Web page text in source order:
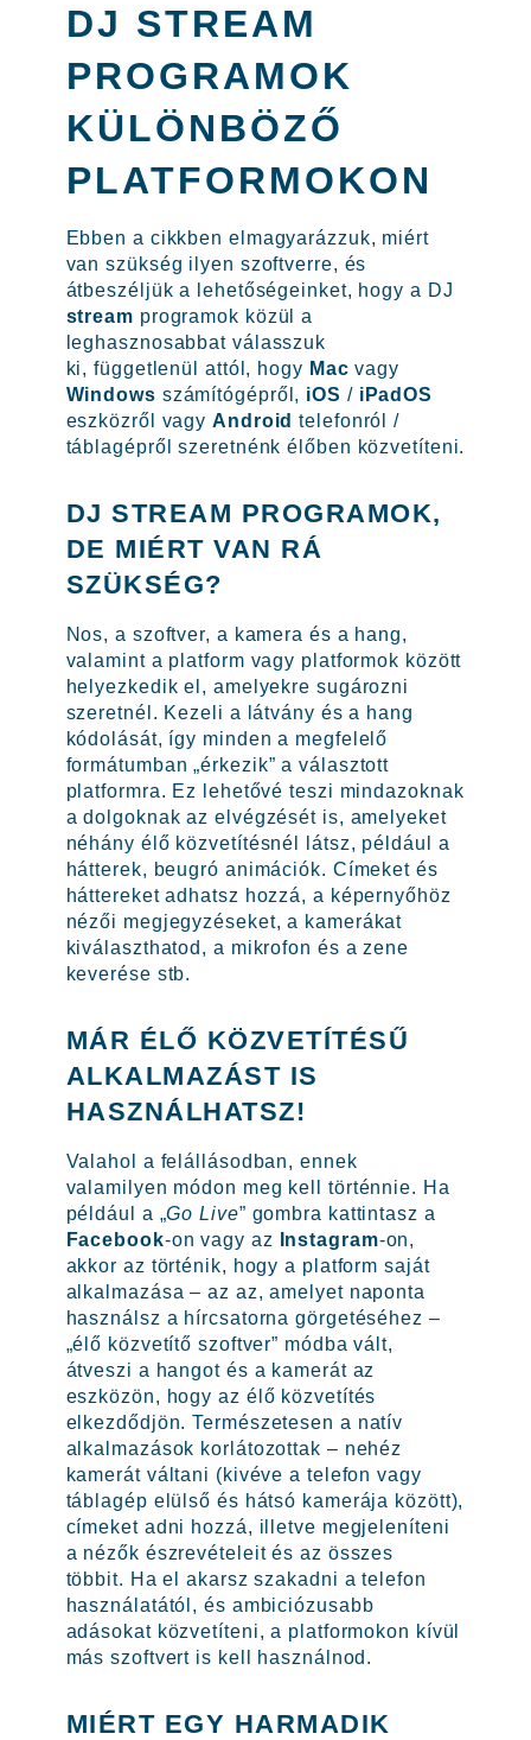
DJ STREAM
PROGRAMOK
KÜLÖNBÖZŐ
PLATFORMOKON
Ebben a cikkben elmagyarázzuk, miért
van szükség ilyen szoftverre, és
átbeszéljük a lehetőségeinket, hogy a DJ
stream programok közül a
leghasznosabbat válasszuk
ki, függetlenül attól, hogy Mac vagy
Windows számítógépről, iOS / iPadOS
eszközről vagyAndroid telefonról /
táblagépről szeretnénk élőben közvetíteni.
DJ STREAM PROGRAMOK,
DE MIÉRT VAN RÁ
SZÜKSÉG?
Nos, a szoftver, a kamera és a hang,
valamint a platform vagy platformok között
helyezkedik el, amelyekre sugározni
szeretnél. Kezeli a látvány és a hang
kódolását, így minden a megfelelő
formátumban „érkezik” a választott
platformra. Ez lehetővé teszi mindazoknak
a dolgoknak az elvégzését is, amelyeket
néhány élő közvetítésnél látsz, például a
hátterek, beugró animációk. Címeket és
háttereket adhatsz hozzá, a képernyőhöz
nézői megjegyzéseket, a kamerákat
kiválaszthatod, a mikrofon és a zene
keverése stb.
MÁR ÉLŐ KÖZVETÍTÉSŰ
ALKALMAZÁST IS
HASZNÁLHATSZ!
Valahol a felállásodban, ennek
valamilyen módon meg kell történnie. Ha
például a „Go Live” gombra kattintasz a
Facebook-on vagy az Instagram-on,
akkor az történik, hogy a platform saját
alkalmazása – az az, amelyet naponta
használsz a hírcsatorna görgetéséhez –
„élő közvetítő szoftver” módba vált,
átveszi a hangot és a kamerát az
eszközön, hogy az élő közvetítés
elkezdődjön. Természetesen a natív
alkalmazások korlátozottak – nehéz
kamerát váltani (kivéve a telefon vagy
táblagép elülső és hátsó kamerája között),
címeket adni hozzá, illetve megjeleníteni
a nézők észrevételeit és az összes
többit. Ha el akarsz szakadni a telefon
használatától, és ambiciózusabb
adásokat közvetíteni, a platformokon kívül
más szoftvert is kell használnod.
MIÉRT EGY HARMADIK